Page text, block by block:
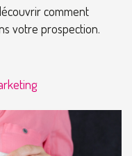
comment
votre prospection.